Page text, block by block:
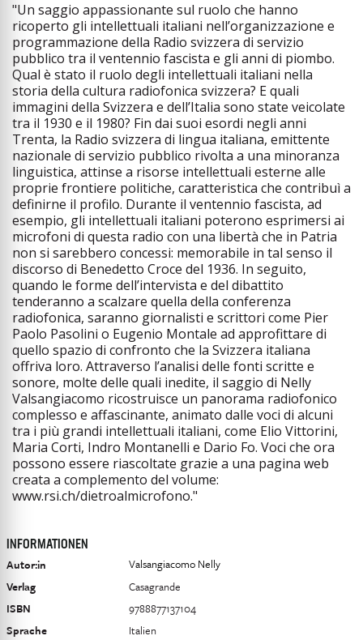
"Un saggio appassionante sul ruolo che hanno
ricoperto gli intellettuali italiani nell’organizzazione e
programmazione della Radio svizzera di servizio
pubblico tra il ventennio fascista e gli anni di piombo.
Qual è stato il ruolo degli intellettuali italiani nella
storia della cultura radiofonica svizzera? E quali
immagini della Svizzera e dell’Italia sono state veicolate
tra il 1930 e il 1980? Fin dai suoi esordi negli anni
Trenta, la Radio svizzera di lingua italiana, emittente
nazionale di servizio pubblico rivolta a una minoranza
linguistica, attinse a risorse intellettuali esterne alle
proprie frontiere politiche, caratteristica che contribuì a
definirne il profilo. Durante il ventennio fascista, ad
esempio, gli intellettuali italiani poterono esprimersi ai
microfoni di questa radio con una libertà che in Patria
non si sarebbero concessi: memorabile in tal senso il
discorso di Benedetto Croce del 1936. In seguito,
quando le forme dell’intervista e del dibattito
tenderanno a scalzare quella della conferenza
radiofonica, saranno giornalisti e scrittori come Pier
Paolo Pasolini o Eugenio Montale ad approfittare di
quello spazio di confronto che la Svizzera italiana
offriva loro. Attraverso l’analisi delle fonti scritte e
sonore, molte delle quali inedite, il saggio di Nelly
Valsangiacomo ricostruisce un panorama radiofonico
complesso e affascinante, animato dalle voci di alcuni
tra i più grandi intellettuali italiani, come Elio Vittorini,
Maria Corti, Indro Montanelli e Dario Fo. Voci che ora
possono essere riascoltate grazie a una pagina web
creata a complemento del volume:
www.rsi.ch/dietroalmicrofono."
INFORMATIONEN
Autor:in
Valsangiacomo Nelly
Verlag
Casagrande
ISBN
9788877137104
Sprache
Italien